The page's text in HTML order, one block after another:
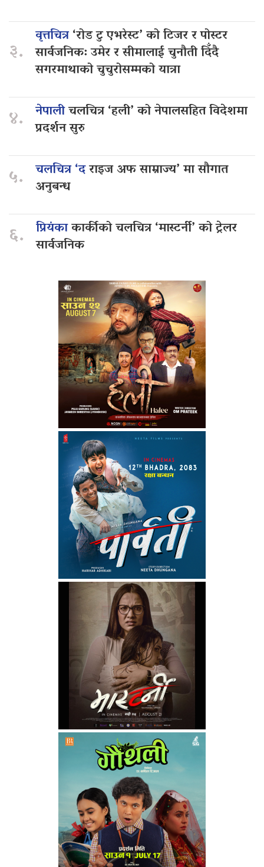
३.
वृत्तचित्र‘रोड टु एभरेस्ट’ को टिजर र पोस्टर
सार्वजनिक: उमेर र सीमालाई चुनौती दिँदै
सगरमाथाको चुचुरोसम्मको यात्रा
४. नेपालीचलचित्र ‘हली’ को नेपालसहित विदेशमा
प्रदर्शन सुरु
५. चलचित्र ‘दराइज अफ साम्राज्य’ मा सौगात
अनुबन्ध
६. प्रियंकाकार्कीको चलचित्र ‘मास्टर्नी’ को ट्रेलर
सार्वजनिक